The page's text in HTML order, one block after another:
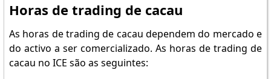
Horas de trading de cacau
As horas de trading de cacau dependem do mercado e
do activo a ser comercializado. As horas de trading de
cacau no ICE são as seguintes: